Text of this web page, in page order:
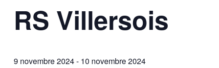
RS Villersois
9 novembre 2024- 10 novembre 2024